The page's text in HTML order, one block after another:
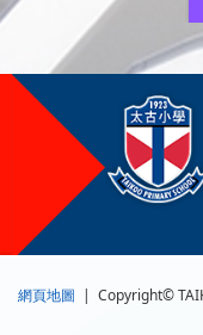
網頁地圖 | Copyright©